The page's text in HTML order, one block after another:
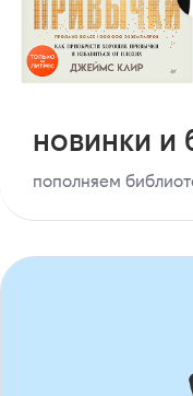
новинки и
пополняем